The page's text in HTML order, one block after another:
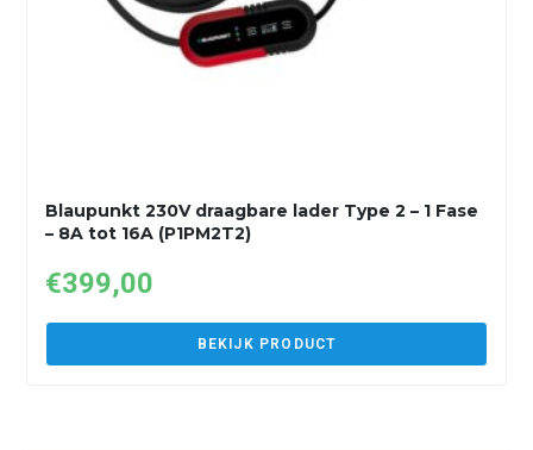
Blaupunkt 230V draagbare lader Type 2 – 1 Fase
– 8A tot 16A (P1PM2T2)
€399,00
BEKIJK PRODUCT